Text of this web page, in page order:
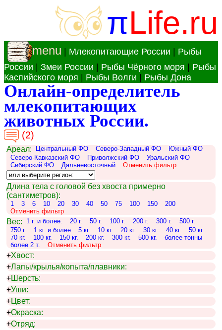
πLife.ru
menu Млекопитающие России
Рыбы
России
Змеи России Рыбы Чёрного моря
Рыбы
Каспийского моря
Рыбы Волги Рыбы Дона
Онлайн-определитель
млекопитающих
животных России.
(2)
Ареал: Центральный ФО Северо-Западный ФО
Южный ФО
Северо-Кавказский ФО
Приволжский ФО
Уральский ФО
Сибирский ФО
Дальневосточный Отменить фильтр
Длина тела с головой без хвоста примерно
(сантиметров):
1 3 6 10 20 30 40 50 75 100 150
200
Отменить фильтр
Вес: 1 г. и более. 20 г. 50 г. 100 г. 200 г. 300 г.
500 г.
750 г.
1 кг. и более 5 кг. 10 кг. 20 кг. 30 кг. 40 кг.
50 кг.
70 кг.
100 кг. 150 кг. 200 кг. 300 кг. 500 кг.
более тонны
более 2 т.
Отменить фильтр
+Хвост:
+Лапы/крылья/копыта/плавники:
+Шерсть:
+Уши:
+Цвет:
+Окраска:
+Отряд: